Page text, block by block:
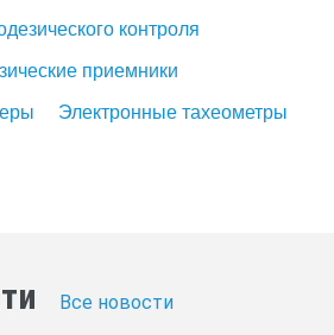
контроля
приемники
Электронные тахеометры
Все новости